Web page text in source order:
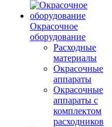
Окрасочное
оборудование
Расходные
материалы
Окрасочные
аппараты
Окрасочные
аппараты с
комплектом
расходников